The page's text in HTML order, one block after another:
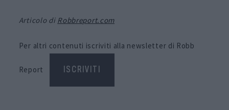
Articolo di Robbreport.com
Per altri contenuti iscriviti alla newsletter di Robb
Report ISCRIVITI